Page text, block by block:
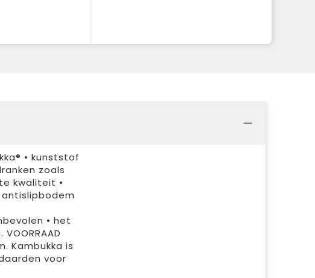
• kunststof
zoals
kwaliteit •
antislipbodem
• het
Kambukka is
voor